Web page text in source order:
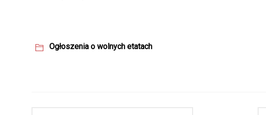
Ogłoszenia o wolnych etatach